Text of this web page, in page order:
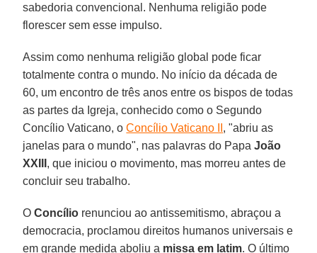
sabedoria convencional. Nenhuma religião pode
florescer sem esse impulso.
Assim como nenhuma religião global pode ficar
totalmente contra o mundo. No início da década de
60, um encontro de três anos entre os bispos de todas
as partes da Igreja, conhecido como o Segundo
Concílio Vaticano, oConcílio Vaticano II , "abriu as
janelas para o mundo", nas palavras do PapaJoão
XXIII , que iniciou o movimento, mas morreu antes de
concluir seu trabalho.
OConcílio renunciou ao antissemitismo, abraçou a
democracia, proclamou direitos humanos universais e
em grande medida aboliu a missa em latim. O último